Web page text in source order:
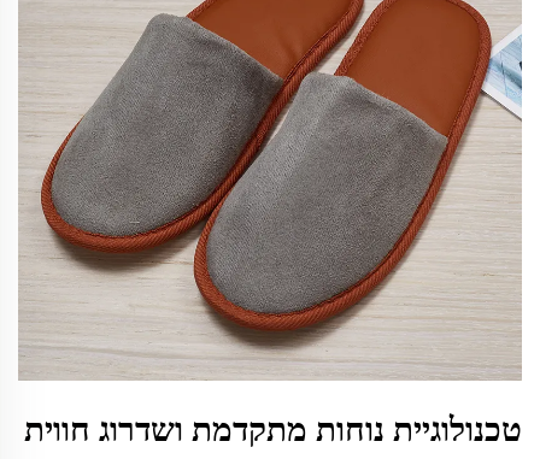
טכנולוגיית נוחות מתקדמת ושדרוג חווית